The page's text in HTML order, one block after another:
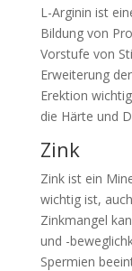
L-Arginin ist
Bildung von
Vorstufe von
Erweiterung
Erektion
die Härte und
Zink
Zink ist ein
wichtig ist,
Zinkmangel
und -
Spermien